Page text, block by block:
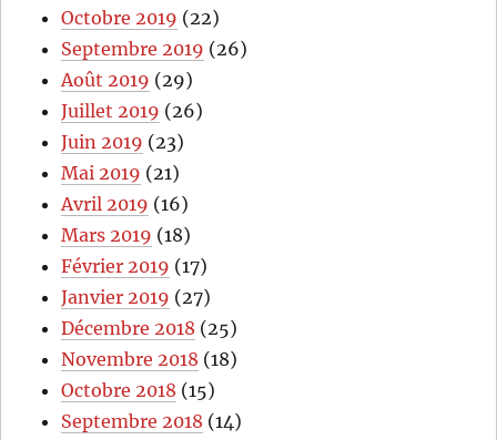
Octobre 2019 (22)
Septembre 2019 (26)
Août 2019 (29)
Juillet 2019 (26)
Juin 2019 (23)
Mai 2019 (21)
Avril 2019 (16)
Mars 2019 (18)
Février 2019 (17)
Janvier 2019 (27)
Décembre 2018 (25)
Novembre 2018 (18)
Octobre 2018 (15)
Septembre 2018 (14)